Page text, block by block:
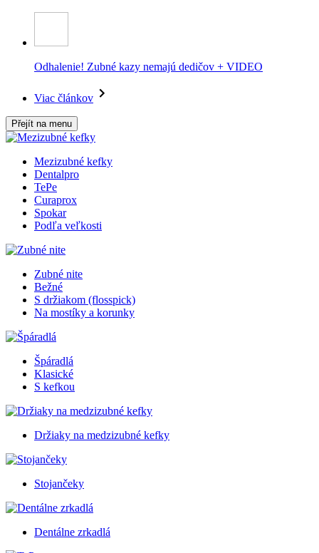
Odhalenie! Zubné kazy nemajú dedičov + VIDEO
Viac článkov
Přejít na menu
Mezizubné kefky
Dentalpro
TePe
Curaprox
Spokar
Podľa veľkosti
Zubné nite
Bežné
S držiakom (flosspick)
Na mostíky a korunky
Špáradlá
Klasické
S kefkou
Držiaky na medzizubné kefky
Stojančeky
Dentálne zrkadlá